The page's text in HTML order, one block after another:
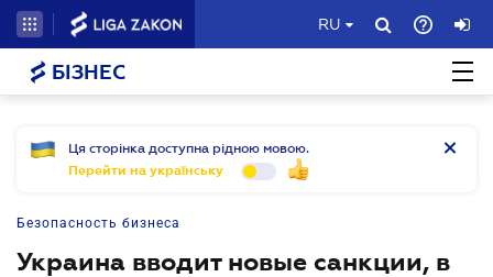
RU
БІЗНЕС
Ця сторінка доступна рідною мовою.
Перейти на українську
Безопасность бизнеса
Украина вводит новые санкции, в